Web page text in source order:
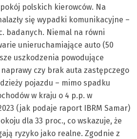
polskich kierowców. Na
się wypadki komunikacyjne –
badanych. Niemal na równi
unieruchamiające auto (50
uszkodzenia powodujące
naprawy czy brak auta zastępczego
pojazdu – mimo spadku
w kraju o 4 p.p. w
(jak podaje raport IBRM Samar)
dla 33 proc., co wskazuje, że
ryzyko jako realne. Zgodnie z